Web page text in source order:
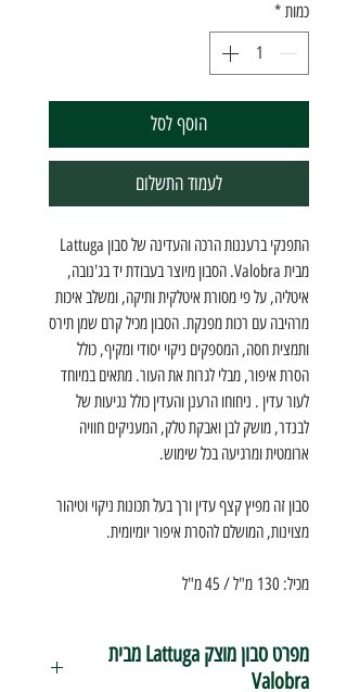
כמות *
הוסף לסל
לעמוד התשלום
התפנקי ברעננות הרכה והעדינה של סבון Lattuga
מבית Valobra. הסבון מיוצר בעבודת יד בג'נובה,
איטליה, על פי מסורת איטלקית ותיקה, ומשלב איכות
מרהיבה עם רכות מפנקת. הסבון מכיל קרם שמן תירס
ותמצית חסה, המספקים ניקוי יסודי ומקיף, כולל
הסרת איפור, מבלי לגרות את העור. מתאים במיוחד
לעור עדין . ניחוחו הרענן והעדין כולל נגיעות של
לבנדר, מושק לבן ואבקת טלק, המעניקים חוויה
ארומטית ומרגיעה בכל שימוש.
סבון זה מפיץ קצף עדין ורך בעל תכונות ניקוי וטיהור
מצוינות, המושלם להסרת איפור יומיומית.
מכיל: 130 מ"ל / 45 מ"ל
מפרט סבון מוצק Lattuga מבית
Valobra